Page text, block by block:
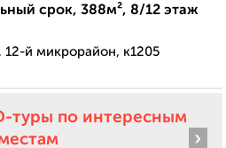
срок, 388м², 8/12 этаж
й микрорайон, к1205
туры по интересным
›